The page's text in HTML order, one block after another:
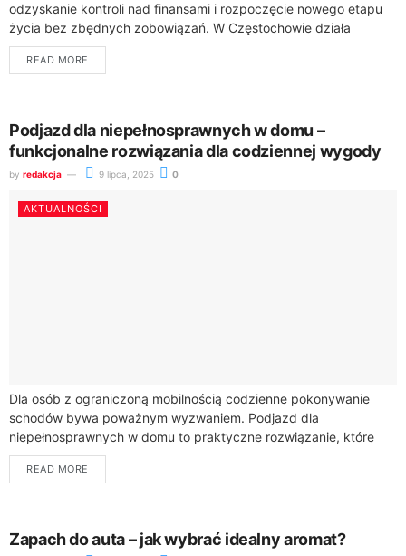
odzyskanie kontroli nad finansami i rozpoczęcie nowego etapu
życia bez zbędnych zobowiązań. W Częstochowie działa
kancelaria specjalizująca się w prawie upadłościowym, oferująca
kompleksową...
READ MORE
Podjazd dla niepełnosprawnych w domu –
funkcjonalne rozwiązania dla codziennej wygody
by redakcja 9 lipca, 2025 0
AKTUALNOŚCI
Dla osób z ograniczoną mobilnością codzienne pokonywanie
schodów bywa poważnym wyzwaniem. Podjazd dla
niepełnosprawnych w domu to praktyczne rozwiązanie, które
znacząco zwiększa samodzielność i komfort życia. Firmy takie
jak Orfemet...
READ MORE
Zapach do auta – jak wybrać idealny aromat?